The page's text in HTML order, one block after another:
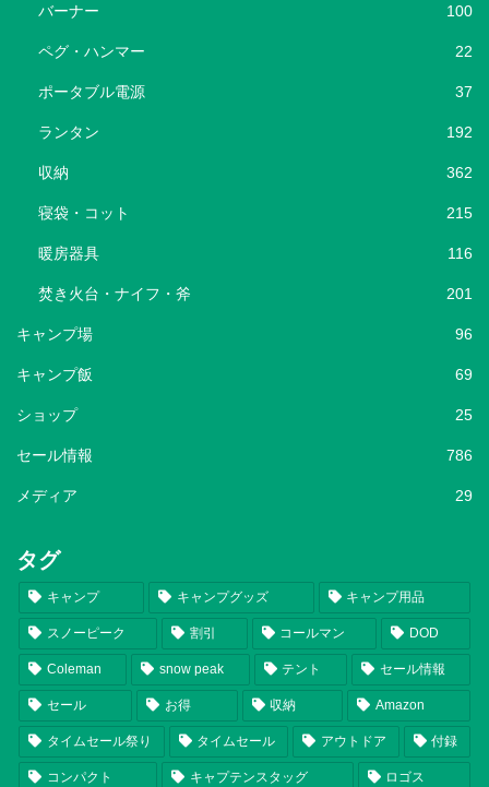
バーナー 100
ペグ・ハンマー 22
ポータブル電源 37
ランタン 192
収納 362
寝袋・コット 215
暖房器具 116
焚き火台・ナイフ・斧 201
キャンプ場 96
キャンプ飯 69
ショップ 25
セール情報 786
メディア 29
タグ
キャンプ キャンプグッズ キャンプ用品
スノーピーク 割引 コールマン DOD
Coleman snow peak テント セール情報
セール お得 収納 Amazon
タイムセール祭り タイムセール アウトドア 付録
コンパクト キャプテンスタッグ ロゴス